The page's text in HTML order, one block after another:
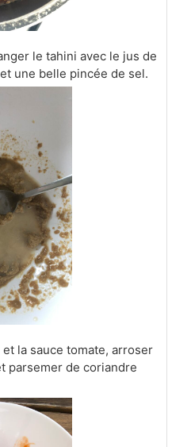
le tahini avec le jus de
une belle pincée de sel.
la sauce tomate, arroser
parsemer de coriandre